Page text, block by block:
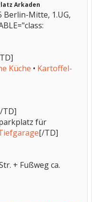
Arkaden
Berlin-Mitte, 1.UG,
Küche • Kartoffel-
TD]
für
[/TD]
+ Fußweg ca.